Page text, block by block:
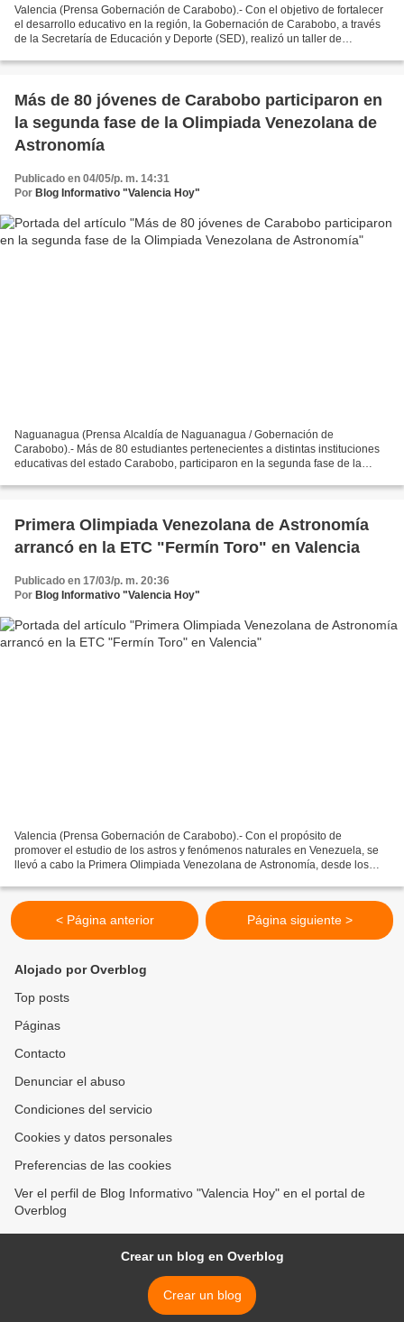
Valencia (Prensa Gobernación de Carabobo).- Con el objetivo de fortalecer
el desarrollo educativo en la región, la Gobernación de Carabobo, a través
de la Secretaría de Educación y Deporte (SED), realizó un taller de
Más de 80 jóvenes de Carabobo participaron en
la segunda fase de la Olimpiada Venezolana de
Astronomía
Publicado en 04/05/p. m. 14:31
Por Blog Informativo "Valencia Hoy"
Naguanagua (Prensa Alcaldía de Naguanagua / Gobernación de
Carabobo).- Más de 80 estudiantes pertenecientes a distintas instituciones
educativas del estado Carabobo, participaron en la segunda fase de la
Primera Olimpiada Venezolana de Astronomía
arrancó en la ETC "Fermín Toro" en Valencia
Publicado en 17/03/p. m. 20:36
Por Blog Informativo "Valencia Hoy"
Valencia (Prensa Gobernación de Carabobo).- Con el propósito de
promover el estudio de los astros y fenómenos naturales en Venezuela, se
llevó a cabo la Primera Olimpiada Venezolana de Astronomía, desde los
< Página anterior Página siguiente >
Alojado por Overblog
Top posts
Páginas
Contacto
Denunciar el abuso
Condiciones del servicio
Cookies y datos personales
Preferencias de las cookies
Ver el perfil de Blog Informativo "Valencia Hoy" en el portal de
Overblog
Crear un blog en Overblog
Crear un blog